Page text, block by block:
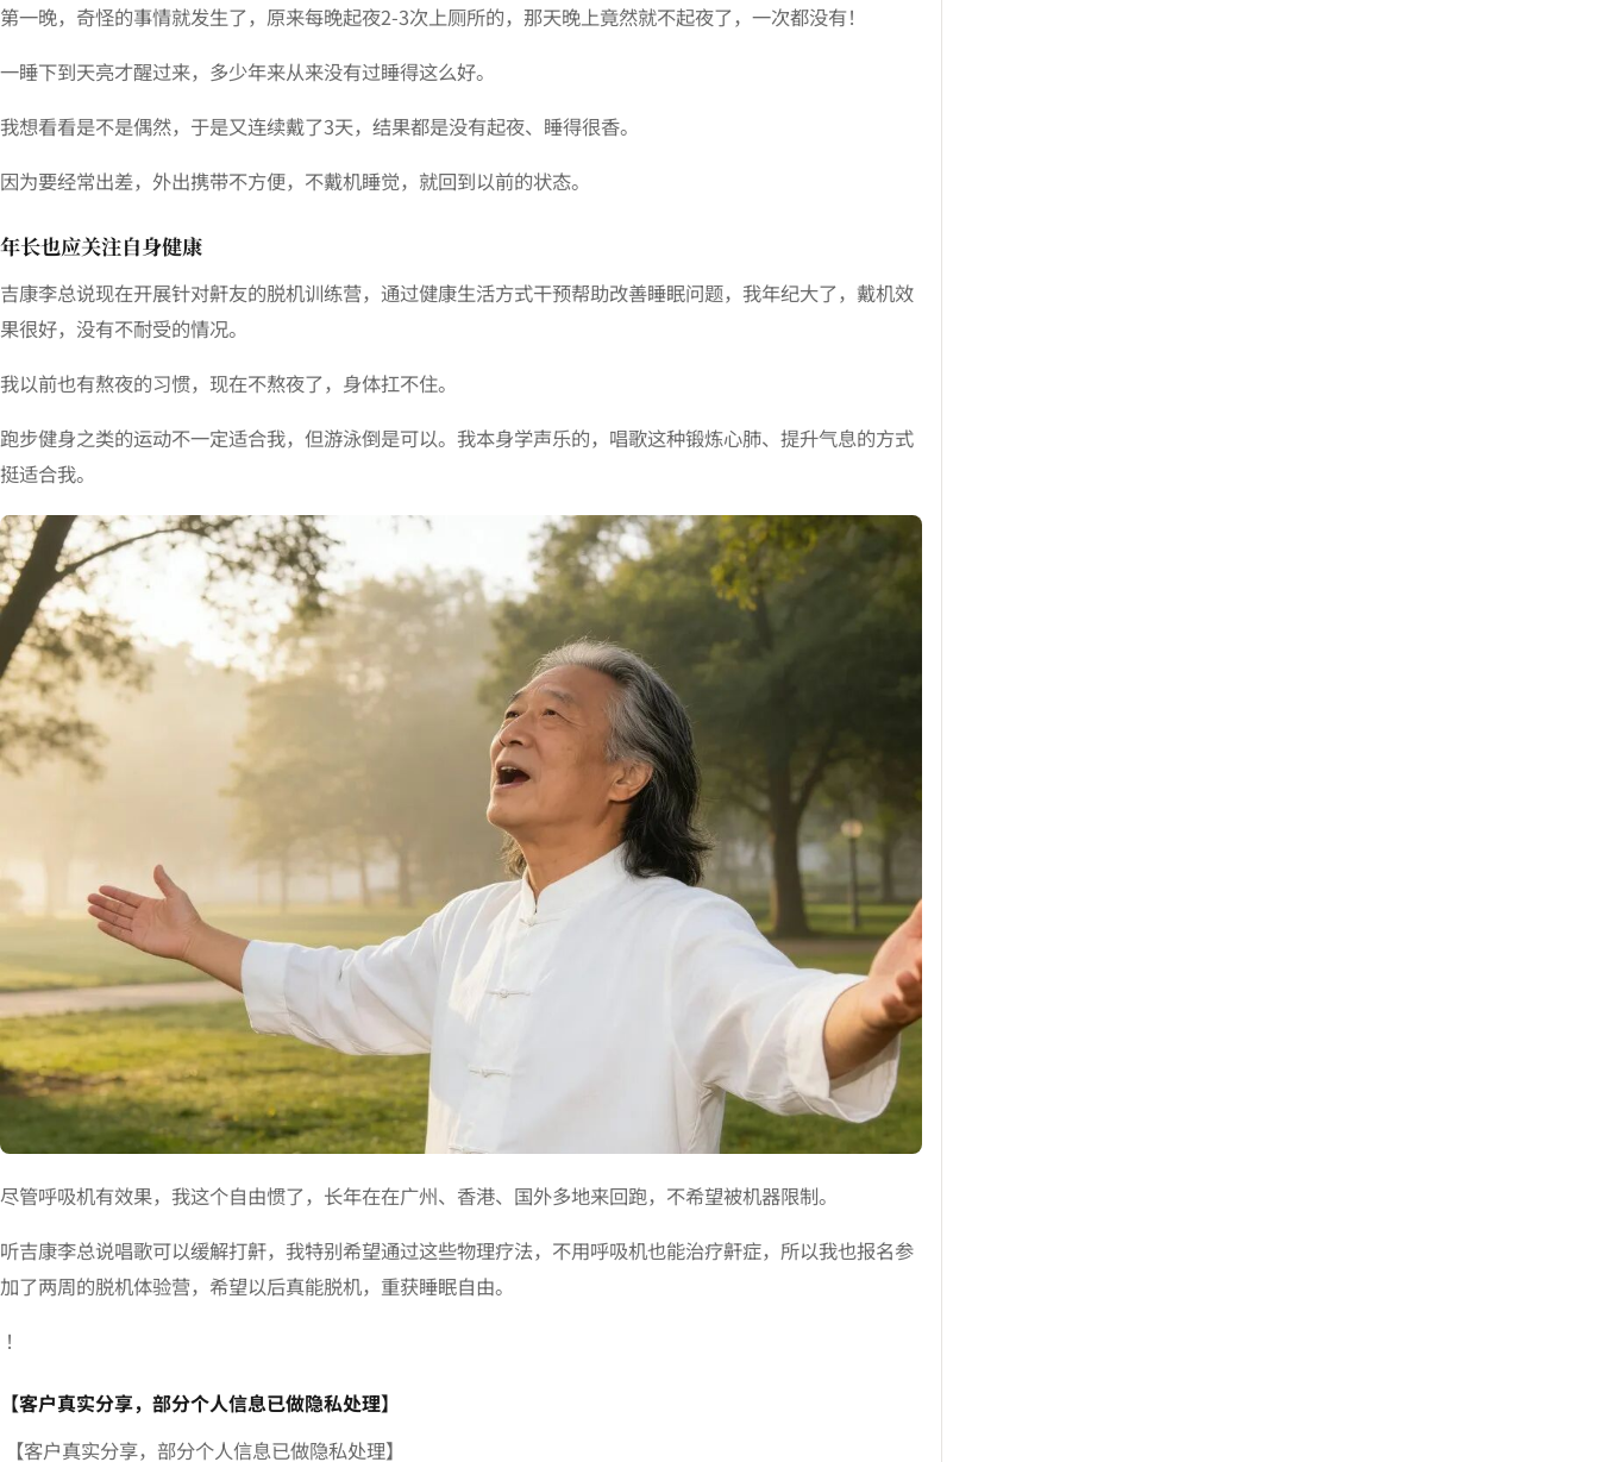
第一晚，奇怪的事情就发生了，原来每晚起夜2-3次上厕所的，那天晚上竟然就不起夜了，一次都没有！
一睡下到天亮才醒过来，多少年来从来没有过睡得这么好。
我想看看是不是偶然，于是又连续戴了3天，结果都是没有起夜、睡得很香。
因为要经常出差，外出携带不方便，不戴机睡觉，就回到以前的状态。
年长也应关注自身健康
吉康李总说现在开展针对鼾友的脱机训练营，通过健康生活方式干预帮助改善睡眠问题，我年纪大了，戴机效
果很好，没有不耐受的情况。
我以前也有熬夜的习惯，现在不熬夜了，身体扛不住。
跑步健身之类的运动不一定适合我，但游泳倒是可以。我本身学声乐的，唱歌这种锻炼心肺、提升气息的方式
挺适合我。
尽管呼吸机有效果，我这个自由惯了，长年在在广州、香港、国外多地来回跑，不希望被机器限制。
听吉康李总说唱歌可以缓解打鼾，我特别希望通过这些物理疗法，不用呼吸机也能治疗鼾症，所以我也报名参
加了两周的脱机体验营，希望以后真能脱机，重获睡眠自由。
！
【客户真实分享，部分个人信息已做隐私处理】
【客户真实分享，部分个人信息已做隐私处理】